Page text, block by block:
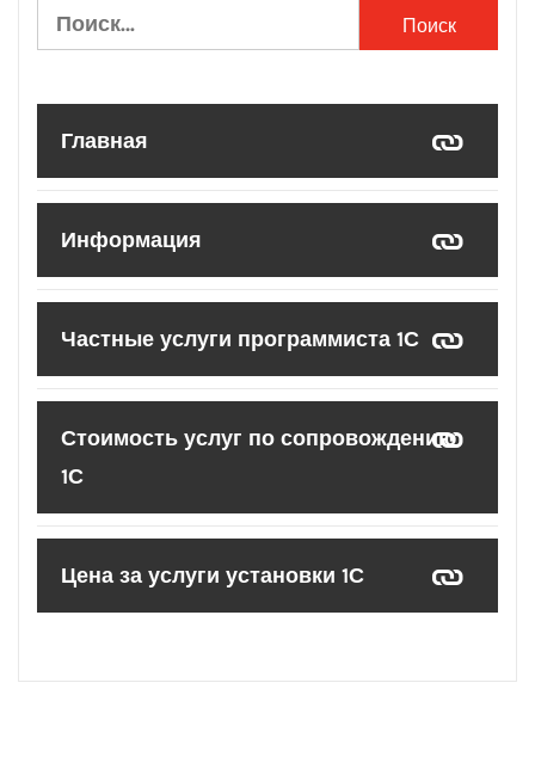
Найти:
Главная
Информация
Частные услуги программиста 1С
Стоимость услуг по сопровождению
1С
Цена за услуги установки 1С